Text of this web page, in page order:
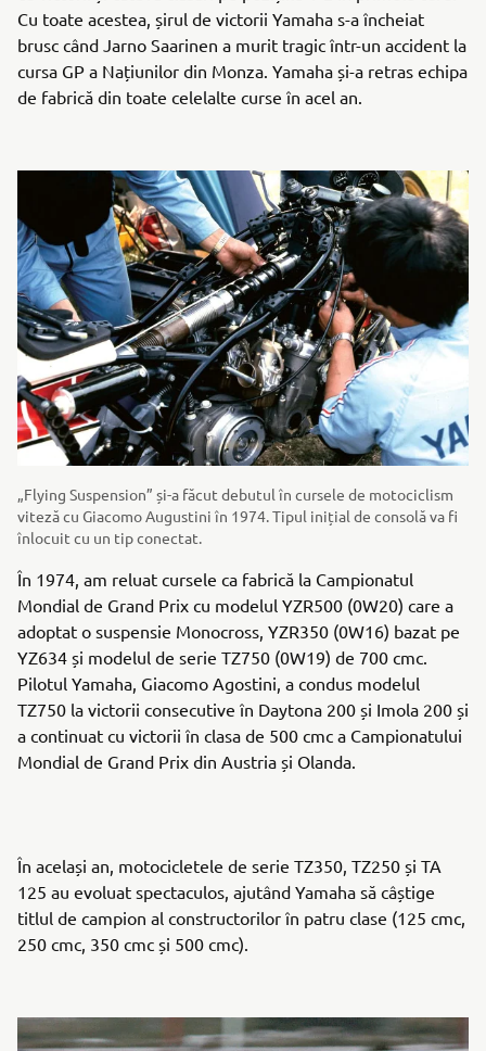
Cu toate acestea, șirul de victorii Yamaha s-a încheiat
brusc când Jarno Saarinen a murit tragic într-un accident la
cursa GP a Națiunilor din Monza. Yamaha și-a retras echipa
de fabrică din toate celelalte curse în acel an.
„Flying Suspension” și-a făcut debutul în cursele de motociclism
viteză cu Giacomo Augustini în 1974. Tipul inițial de consolă va fi
înlocuit cu un tip conectat.
În 1974, am reluat cursele ca fabrică la Campionatul
Mondial de Grand Prix cu modelul YZR500 (0W20) care a
adoptat o suspensie Monocross, YZR350 (0W16) bazat pe
YZ634 și modelul de serie TZ750 (0W19) de 700 cmc.
Pilotul Yamaha, Giacomo Agostini, a condus modelul
TZ750 la victorii consecutive în Daytona 200 și Imola 200 și
a continuat cu victorii în clasa de 500 cmc a Campionatului
Mondial de Grand Prix din Austria și Olanda.
În același an, motocicletele de serie TZ350, TZ250 și TA
125 au evoluat spectaculos, ajutând Yamaha să câștige
titlul de campion al constructorilor în patru clase (125 cmc,
250 cmc, 350 cmc și 500 cmc).